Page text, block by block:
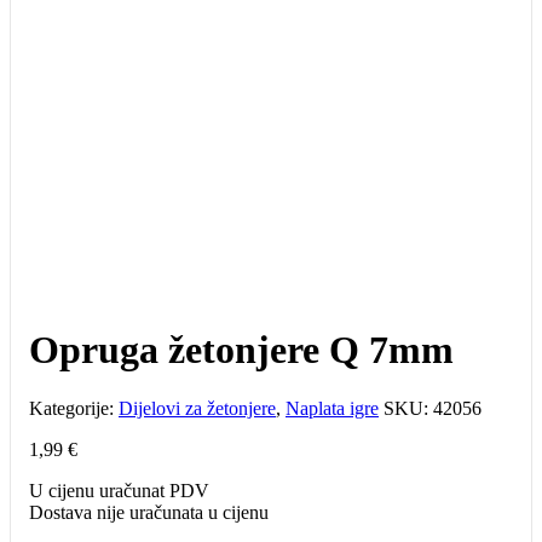
Opruga žetonjere Q 7mm
Kategorije: Dijelovi za žetonjere, Naplata igre SKU: 42056
1,99 €
U cijenu uračunat PDV
Dostava nije uračunata u cijenu